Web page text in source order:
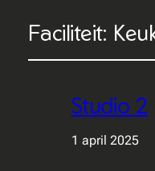
Faciliteit:
Studio 2
1 april 2025